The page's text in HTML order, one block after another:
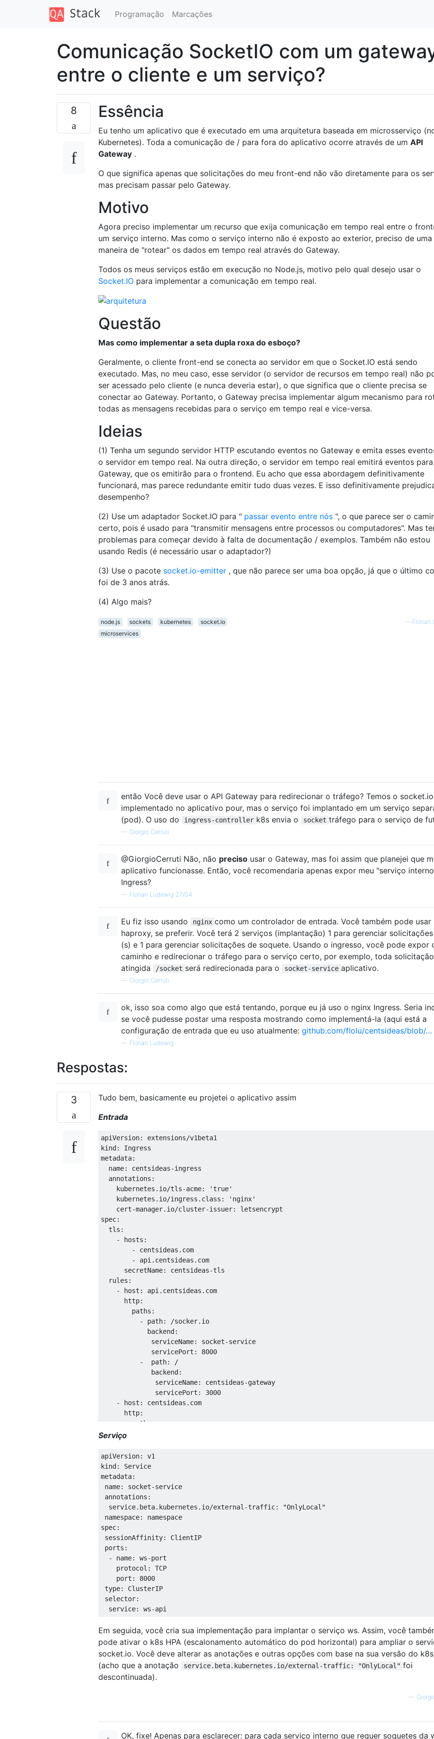
Programação Marcações
Comunicação SocketIO com um
entre o cliente e um serviço?
8 Essência
Eu tenho um aplicativo que é executado em uma arquitetura baseada em microsserviço
Kubernetes). Toda a comunicação de / para fora do aplicativo ocorre através de um API
Gateway .
O que significa apenas que solicitações do meu front-end não vão diretamente para os
mas precisam passar pelo Gateway.
Motivo
Agora preciso implementar um recurso que exija comunicação em tempo real entre o
um serviço interno. Mas como o serviço interno não é exposto ao exterior, preciso de uma
maneira de "rotear" os dados em tempo real através do Gateway.
Todos os meus serviços estão em execução no Node.js, motivo pelo qual desejo usar o
Socket.IO para implementar a comunicação em tempo real.
Questão
Mas como implementar a seta dupla roxa do esboço?
Geralmente, o cliente front-end se conecta ao servidor em que o Socket.IO está sendo
executado. Mas, no meu caso, esse servidor (o servidor de recursos em tempo real) não
ser acessado pelo cliente (e nunca deveria estar), o que significa que o cliente precisa se
conectar ao Gateway. Portanto, o Gateway precisa implementar algum mecanismo para
todas as mensagens recebidas para o serviço em tempo real e vice-versa.
Ideias
(1) Tenha um segundo servidor HTTP escutando eventos no Gateway e emita esses
o servidor em tempo real. Na outra direção, o servidor em tempo real emitirá eventos
Gateway, que os emitirão para o frontend. Eu acho que essa abordagem definitivamente
funcionará, mas parece redundante emitir tudo duas vezes. E isso definitivamente
desempenho?
(2) Use um adaptador Socket.IO para " passar evento entre nós ", o que parece ser o
certo, pois é usado para "transmitir mensagens entre processos ou computadores". Mas
problemas para começar devido à falta de documentação / exemplos. Também não estou
usando Redis (é necessário usar o adaptador?)
(3) Use o pacote socket.io-emitter , que não parece ser uma boa opção, já que o último
foi de 3 anos atrás.
(4) Algo mais?
node.js sockets kubernetes
socket.io
microservices
— Florian
então Você deve usar o API Gateway para redirecionar o tráfego? Temos o socket.io
implementado no aplicativo pour, mas o serviço foi implantado em um serviço
(pod). O uso do
ingress-controller k8s envia o socket tráfego para o serviço de
— Giorgio Cerruti
@GiorgioCerruti Não, não preciso usar o Gateway, mas foi assim que planejei que
aplicativo funcionasse. Então, você recomendaria apenas expor meu "serviço
Ingress?
— Florian Ludewig 27/04
Eu fiz isso usando nginx como um controlador de entrada. Você também pode usar
haproxy, se preferir. Você terá 2 serviços (implantação) 1 para gerenciar solicitações
(s) e 1 para gerenciar solicitações de soquete. Usando o ingresso, você pode expor
caminho e redirecionar o tráfego para o serviço certo, por exemplo, toda solicitação
atingida
/socket será redirecionada para o socket-service aplicativo.
— Giorgio Cerruti
ok, isso soa como algo que está tentando, porque eu já uso o nginx Ingress. Seria
se você pudesse postar uma resposta mostrando como implementá-la (aqui está a
configuração de entrada que eu uso atualmente: github.com/flolu/centsideas/blob/…
— Florian Ludewig
Respostas:
3
Tudo bem, basicamente eu projetei o aplicativo assim
Entrada
apiVersion: extensions/v1beta1
kind :
Ingress
metadata:
  name
: centsideas-ingress
  annotations
:
    kubernetes
. io/tls-acme:
'true'
    kubernetes
. io/ingress . class :
'nginx'
    cert
-manager. io/cluster-issuer:
letsencrypt
spec:
  tls
:
-
hosts :
-
centsideas . com
-
api . centsideas . com
      secretName
: centsideas-tls
  rules
:
-
host : api . centsideas . com
      http
:
        paths
:
-
path: /socker. io
            backend
:
             serviceName
: socket-service
             servicePort
:
8000
-
  path
:
/
             backend
:
              serviceName
: centsideas-gateway
              servicePort
:
3000
-
host : centsideas . com
      http
:
        paths
              servicePort
Serviço
apiVersion:
v1
kind :
Service
metadata:
name: socket-service
annotations :
  service
. beta. kubernetes . io/external -traffic:
"OnlyLocal"
namespace:
namespace
spec:
sessionAffinity:
ClientIP
ports :
-
name: ws-port
    protocol
:
TCP
    port
:
8000
type:
ClusterIP
selector:
  service
: ws-api
Em seguida, você cria sua implementação para implantar o serviço ws. Assim, você
pode ativar o k8s HPA (escalonamento automático do pod horizontal) para ampliar o
socket.io. Você deve alterar as anotações e outras opções com base na sua versão do k8s
(acho que a anotação
service.beta.kubernetes.io/external-traffic: "OnlyLocal" foi
descontinuada).
—
OK, fixe! Apenas para esclarecer: para cada serviço interno que requer soquetes da